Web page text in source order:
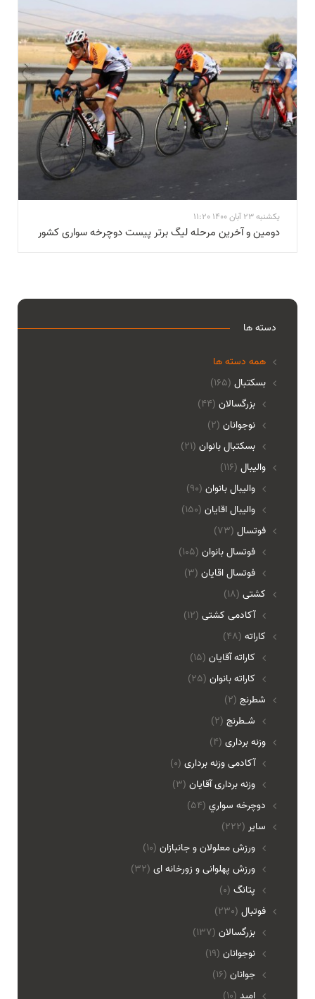
یکشنبه 23 آبان 1400 11:20
دومین و آخرین مرحله لیگ برتر پیست دوچرخه سواری کشور
دسته ها
همه دسته ها
(165) بسکتبال
بزرگسالان (44)
نوجوانان (2)
بسکتبال بانوان (21)
(116) والیبال
واليبال بانوان (90)
واليبال اقايان (150)
(73) فوتسال
فوتسال بانوان (105)
فوتسال اقايان (3)
(18) کشتی
آکادمی کشتی (12)
(48) کاراته
کاراته آقایان (15)
کاراته بانوان (25)
(2) شطرنج
شـطرنج (2)
(4) وزنه برداری
آکادمی وزنه برداری (0)
وزنه برداری آقایان (3)
(54) دوچرخه سواري
(222) ساير
ورزش معلولان و جانبازان (10)
ورزش پهلوانی و زورخانه ای (32)
پتانگ (0)
(230) فوتبال
بزرگسالان (137)
نوجوانان (19)
جوانان (16)